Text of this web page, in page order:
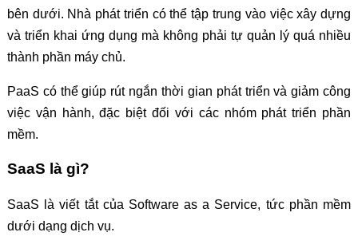
bên dưới. Nhà phát triển có thể tập trung vào việc xây dựng
và triển khai ứng dụng mà không phải tự quản lý quá nhiều
thành phần máy chủ.
PaaS có thể giúp rút ngắn thời gian phát triển và giảm công
việc vận hành, đặc biệt đối với các nhóm phát triển phần
mềm.
SaaS là gì?
SaaS là viết tắt của Software as a Service, tức phần mềm
dưới dạng dịch vụ.